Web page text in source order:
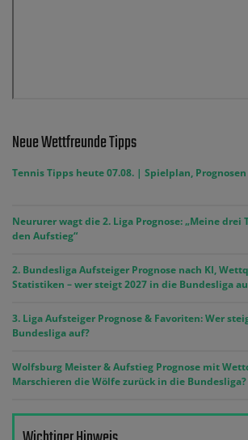
Neue Wettfreunde Tipps
Tennis Tipps heute 07.08. | Spielplan,
Neururer wagt die 2. Liga Prognose: „Meine drei
den Aufstieg“
2. Bundesliga Aufsteiger Prognose nach KI,
Statistiken – wer steigt 2027 in die Bundesliga
3. Liga Aufsteiger Prognose & Favoriten: Wer
Bundesliga auf?
Wolfsburg Meister & Aufstieg Prognose mit
Marschieren die Wölfe zurück in die Bundesliga?